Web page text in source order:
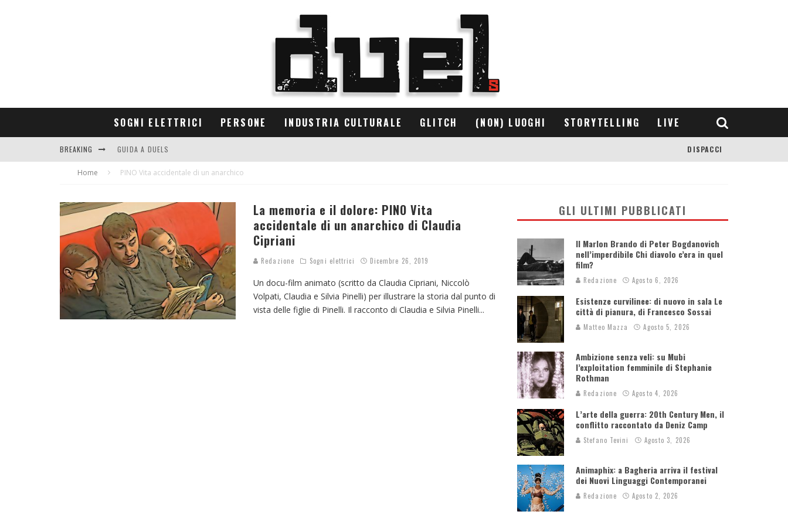
SOGNI ELETTRICI PERSONE INDUSTRIA CULTURALE GLITCH (NON) LUOGHI STORYTELLING LIVE
BREAKING GUIDA A DUELS
CONTRIBUTORS
DISPACCI
Home PINO Vita accidentale di un anarchico
La memoria e il dolore: PINO Vita
accidentale di un anarchico di Claudia
Cipriani
Redazione Sogni elettrici Dicembre 26, 2019
Un docu-film animato (scritto da Claudia Cipriani, Niccolò
Volpati, Claudia e Silvia Pinelli) per illustrare la storia dal punto di
vista delle figlie di Pinelli. Il racconto di Claudia e Silvia Pinelli...
GLI ULTIMI PUBBLICATI
Il Marlon Brando di Peter Bogdanovich
nell’imperdibile Chi diavolo c’era in quel
film?
Redazione Agosto 6, 2026
Esistenze curvilinee: di nuovo in sala Le
città di pianura, di Francesco Sossai
Matteo Mazza Agosto 5, 2026
Ambizione senza veli: su Mubi
l’exploitation femminile di Stephanie
Rothman
Redazione Agosto 4, 2026
L’arte della guerra: 20th Century Men, il
conflitto raccontato da Deniz Camp
Stefano Tevini Agosto 3, 2026
Animaphix: a Bagheria arriva il festival
dei Nuovi Linguaggi Contemporanei
Redazione Agosto 2, 2026